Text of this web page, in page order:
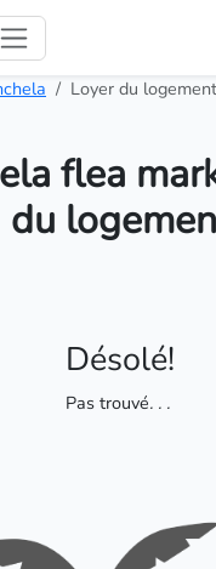
Loyer du logement
flea
du
Désolé!
Pas trouvé. . .